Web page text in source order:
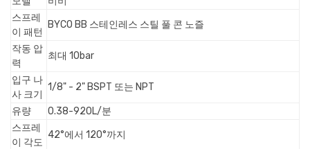
스프레
이 패턴
BYCO BB 스테인레스 스틸 풀 콘 노즐
작동 압
력
최대 10bar
입구 나
사 크기
1/8" - 2" BSPT 또는 NPT
유량
0.38-920L/분
스프레
이 각도
42°에서 120°까지